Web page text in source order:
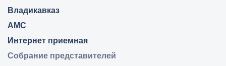
Владикавказ:
Владикавказ
АМС
Интернет приемная
Собрание представителей